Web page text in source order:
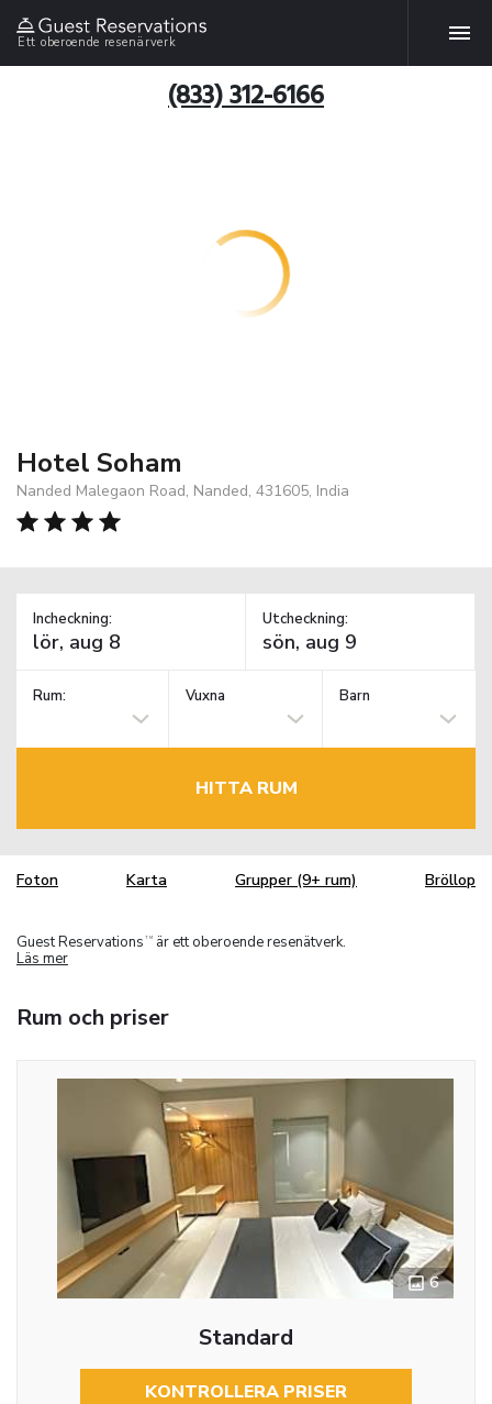
Ett oberoende resenärverk
(833) 312-6166
Hotel Soham
Nanded Malegaon Road, Nanded, 431605, India
Incheckning: Utcheckning:
Rum: Vuxna Barn
HITTA RUM
Foton Karta Grupper (9+ rum) Bröllop
Guest Reservations TM
är ett oberoende resenätverk.
Läs mer
Rum och priser
6
Standard
KONTROLLERA PRISER